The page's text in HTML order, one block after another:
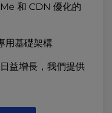
和 CDN 優化的
用基礎架構
益增長，我們提供